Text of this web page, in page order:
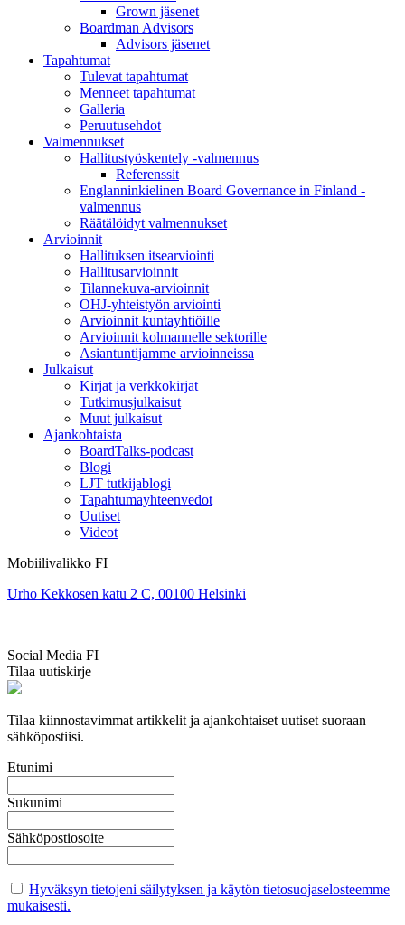
Grown jäsenet
Boardman Advisors
Advisors jäsenet
Tapahtumat
Tulevat tapahtumat
Menneet tapahtumat
Galleria
Peruutusehdot
Valmennukset
Hallitustyöskentely -valmennus
Referenssit
Englanninkielinen Board Governance in Finland -
valmennus
Räätälöidyt valmennukset
Arvioinnit
Hallituksen itsearviointi
Hallitusarvioinnit
Tilannekuva-arvioinnit
OHJ-yhteistyön arviointi
Arvioinnit kuntayhtiöille
Arvioinnit kolmannelle sektorille
Asiantuntijamme arvioinneissa
Julkaisut
Kirjat ja verkkokirjat
Tutkimusjulkaisut
Muut julkaisut
Ajankohtaista
BoardTalks-podcast
Blogi
LJT tutkijablogi
Tapahtumayhteenvedot
Uutiset
Videot
Mobiilivalikko FI
Urho Kekkosen katu 2 C, 00100 Helsinki
Social Media FI
Tilaa uutiskirje
Tilaa kiinnostavimmat artikkelit ja ajankohtaiset uutiset suoraan
sähköpostiisi.
Etunimi
Sukunimi
Sähköpostiosoite
Hyväksyn tietojeni säilytyksen ja käytön tietosuojaselosteemme
mukaisesti.